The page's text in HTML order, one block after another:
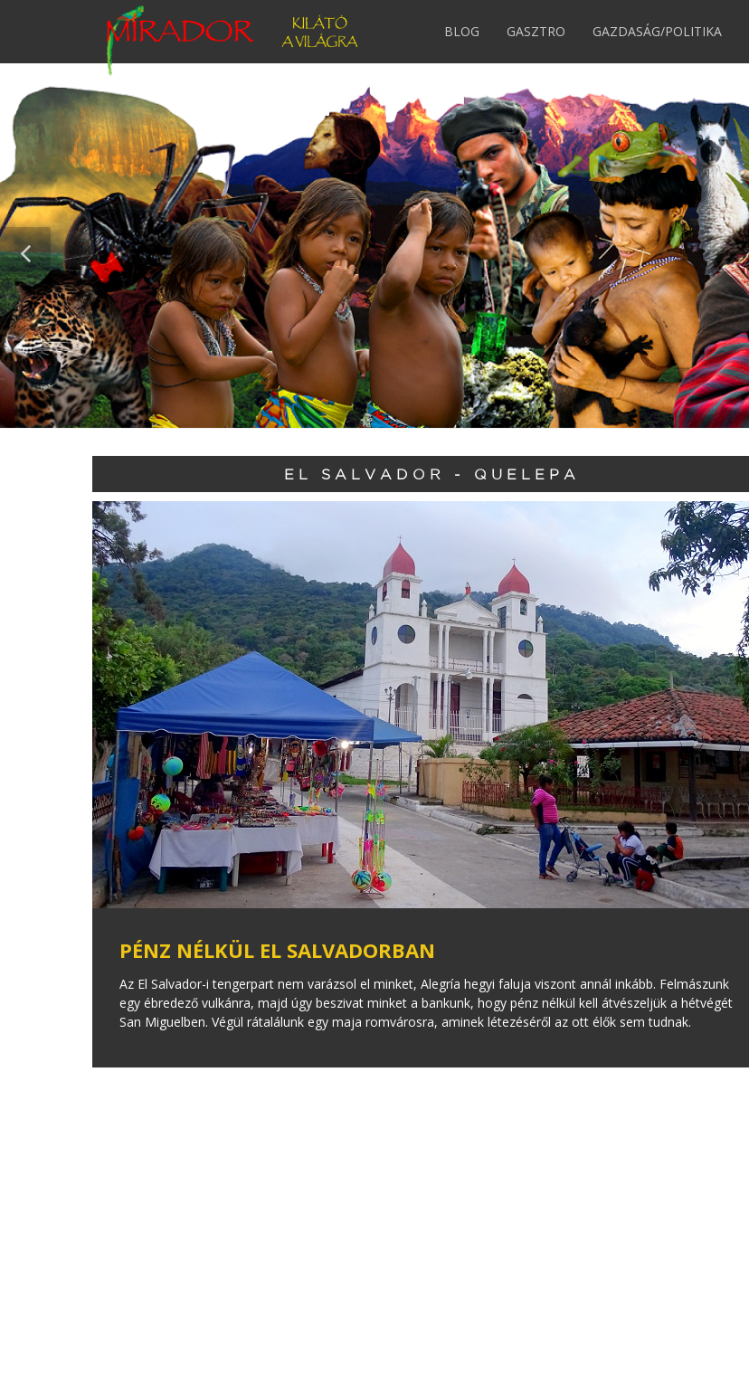
BLOG GASZTRO GAZDASÁG/POLITIKA
EL SALVADOR - QUELEPA
PÉNZ NÉLKÜL EL SALVADORBAN
Az El Salvador-i tengerpart nem varázsol el minket, Alegría hegyi faluja viszont annál inkább. Felmászunk
egy ébredező vulkánra, majd úgy beszivat minket a bankunk, hogy pénz nélkül kell átvészeljük a hétvégét
San Miguelben. Végül rátalálunk egy maja romvárosra, aminek létezéséről az ott élők sem tudnak.